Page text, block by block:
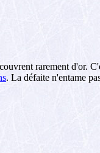
rarement d'or.
. La défaite n'entame